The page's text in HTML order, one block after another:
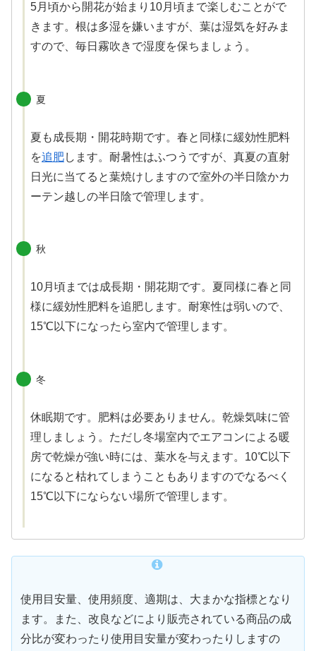
5月頃から開花が始まり10月頃まで楽しむことがで
きます。根は多湿を嫌いますが、葉は湿気を好みま
すので、毎日霧吹きで湿度を保ちましょう。
夏
夏も成長期・開花時期です。春と同様に緩効性肥料
を追肥します。耐暑性はふつうですが、真夏の直射
日光に当てると葉焼けしますので室外の半日陰かカ
ーテン越しの半日陰で管理します。
秋
10月頃までは成長期・開花期です。夏同様に春と同
様に緩効性肥料を追肥します。耐寒性は弱いので、
15℃以下になったら室内で管理します。
冬
休眠期です。肥料は必要ありません。乾燥気味に管
理しましょう。ただし冬場室内でエアコンによる暖
房で乾燥が強い時には、葉水を与えます。10℃以下
になると枯れてしまうこともありますのでなるべく
15℃以下にならない場所で管理します。
使用目安量、使用頻度、適期は、大まかな指標となり
ます。また、改良などにより販売されている商品の成
分比が変わったり使用目安量が変わったりしますの